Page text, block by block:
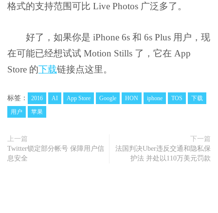
格式的支持范围可比 Live Photos 广泛多了。
好了，如果你是 iPhone 6s 和 6s Plus 用户，现
在可能已经想试试 Motion Stills 了，它在 App
Store 的下载链接点这里。
标签： 2016 AI App Store Google HON iphone TOS
下载
用户
苹果
上一篇
Twitter锁定部分帐号 保障用户信
息安全
下一篇
法国判决Uber违反交通和隐私保
护法 并处以110万美元罚款